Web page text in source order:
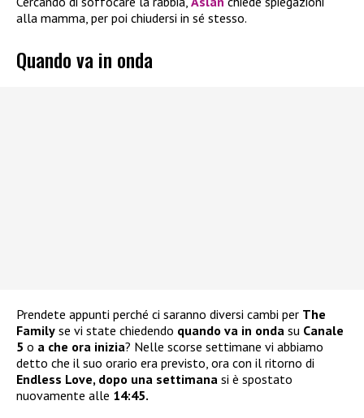
alla mamma, per poi chiudersi in sé stesso.
Quando va in onda
Prendete appunti perché ci saranno diversi cambi per The
Family se vi state chiedendo quando va in onda su Canale
5 o a che ora inizia? Nelle scorse settimane vi abbiamo
detto che il suo orario era previsto, ora con il ritorno di
Endless Love, dopo una settimana si è spostato
nuovamente alle 14:45.